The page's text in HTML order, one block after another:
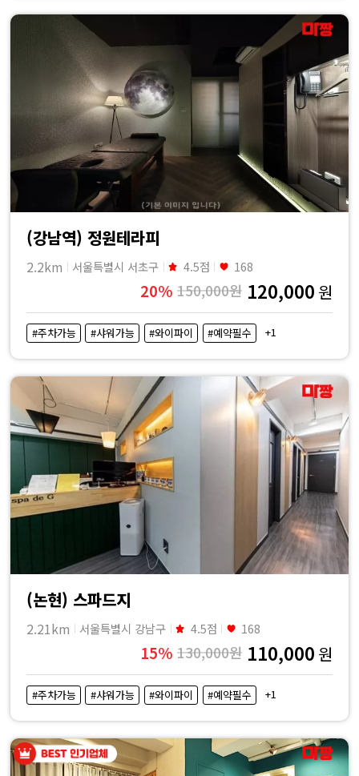
(강남역) 정원테라피
2.2km 서울특별시 서초구 4.5점 168
20% 150,000원 120,000 원
#주차가능 #샤워가능 #와이파이 #예약필수 +1
(논현) 스파드지
2.21km 서울특별시 강남구 4.5점 168
15% 130,000원 110,000 원
#주차가능 #샤워가능 #와이파이 #예약필수 +1